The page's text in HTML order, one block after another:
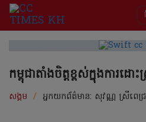
កម្ពុជាតាំងចិត្តខ្ពស់ក្នុងការដ
សង្គម / អ្នកយកព័ត៌មាន: សុវណ្ណ ស្រីពេជ្រ